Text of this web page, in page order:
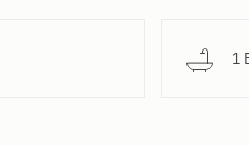
1